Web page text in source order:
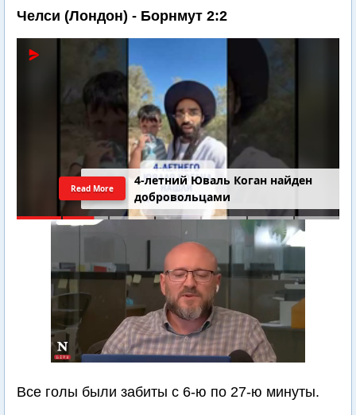
Челси (Лондон) - Борнмут 2:2
4-летний Юваль Коган найден
добровольцами
Read More
Все голы были забиты с 6-ю по 27-ю минуты.